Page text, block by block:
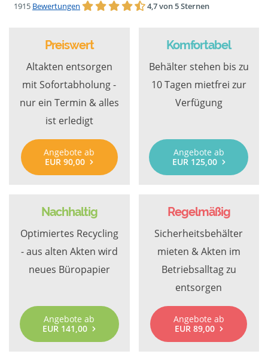
1915 Bewertungen 4,7 von 5 Sternen
Preiswert
Altakten entsorgen
mit Sofortabholung -
nur ein Termin & alles
ist erledigt
Angebote ab
EUR 90,00
Komfortabel
Behälter stehen bis zu
10 Tagen mietfrei zur
Verfügung
Angebote ab
EUR 125,00
Nachhaltig
Optimiertes Recycling
- aus alten Akten wird
neues Büropapier
Angebote ab
EUR 141,00
Regelmäßig
Sicherheitsbehälter
mieten & Akten im
Betriebsalltag zu
entsorgen
Angebote ab
EUR 89,00